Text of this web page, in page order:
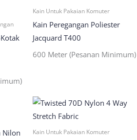
Kain Untuk Pakaian Komuter
Kain Peregangan Poliester
Jacquard T400
600 Meter (Pesanan Minimum)
Nilon
Kain Untuk Pakaian Komuter